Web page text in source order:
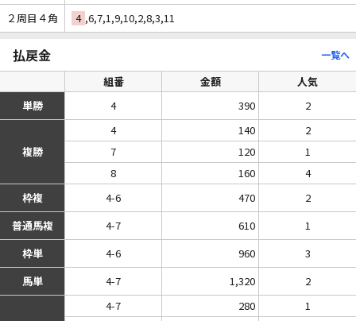
２周目４角
4 ,6,7,1,9,10,2,8,3,11
払戻金 一覧へ
組番 金額
人気
単勝
4 390 2
複勝
4 140
2
7
120
1
8
160
4
枠複
4-6 470
2
普通馬複
4-7 610
1
枠単
4-6 960
3
馬単
4-7 1,320 2
4-7 280
1